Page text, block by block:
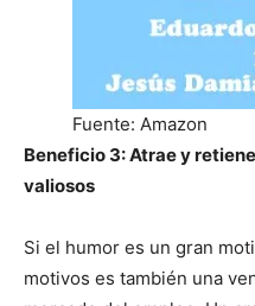
Fuente: Amazon
Beneficio 3: Atrae y
valiosos
Si el humor es un gran
motivos es también una